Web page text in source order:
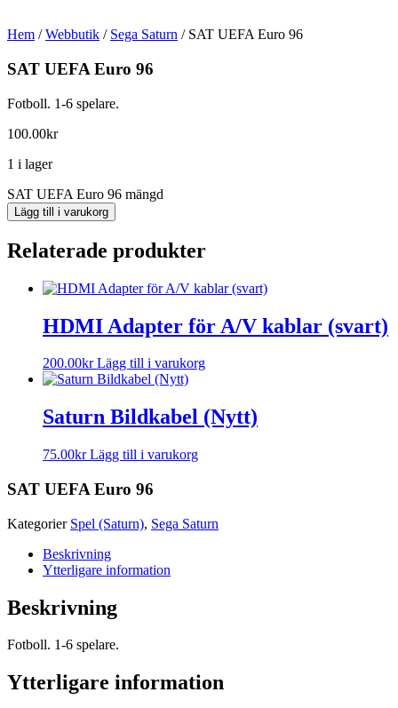
Hem /Webbutik / Sega Saturn / SAT UEFA Euro 96
SAT UEFA Euro 96
Fotboll. 1-6 spelare.
100.00kr
1 i lager
SAT UEFA Euro 96 mängd
Lägg till i varukorg
Relaterade produkter
HDMI Adapter för A/V kablar (svart)
200.00kr Lägg till i varukorg
Saturn Bildkabel (Nytt)
75.00kr Lägg till i varukorg
SAT UEFA Euro 96
Kategorier Spel (Saturn), Sega Saturn
Beskrivning
Ytterligare information
Beskrivning
Fotboll. 1-6 spelare.
Ytterligare information